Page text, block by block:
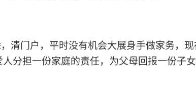
清门户，平时没有机会大展身手做家务，
人分担一份家庭的责任，为父母回报一份子女